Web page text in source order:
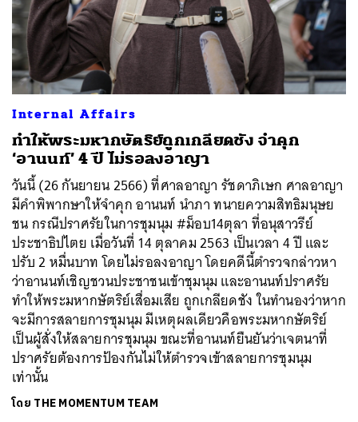
Internal Affairs
ทำให้พระมหากษัตริย์ถูกเกลียดชัง จำคุก
‘อานนท์’ 4 ปี ไม่รอลงอาญา
วันนี้ (26 กันยายน 2566) ที่ศาลอาญา รัชดาภิเษก ศาลอาญา
มีคำพิพากษาให้จำคุก อานนท์ นำภา ทนายความสิทธิมนุษย
ชน กรณีปราศรัยในการชุมนุม #ม็อบ14ตุลา ที่อนุสาวรีย์
ประชาธิปไตย เมื่อวันที่ 14 ตุลาคม 2563 เป็นเวลา 4 ปี และ
ปรับ 2 หมื่นบาท โดยไม่รอลงอาญา โดยคดีนี้ตำรวจกล่าวหา
ว่าอานนท์เชิญชวนประชาชนเข้าชุมนุม และอานนท์ปราศรัย
ทำให้พระมหากษัตริย์เสื่อมเสีย ถูกเกลียดชัง ในทำนองว่าหาก
จะมีการสลายการชุมนุม มีเหตุผลเดียวคือพระมหากษัตริย์
เป็นผู้สั่งให้สลายการชุมนุม ขณะที่อานนท์ยืนยันว่าเจตนาที่
ปราศรัยต้องการป้องกันไม่ให้ตำรวจเข้าสลายการชุมนุม
เท่านั้น
โดย THE MOMENTUM TEAM